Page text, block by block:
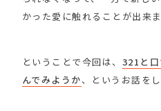
かった愛に触れることが出来ま
ということで今回は、 321と
んでみようか、というお話を